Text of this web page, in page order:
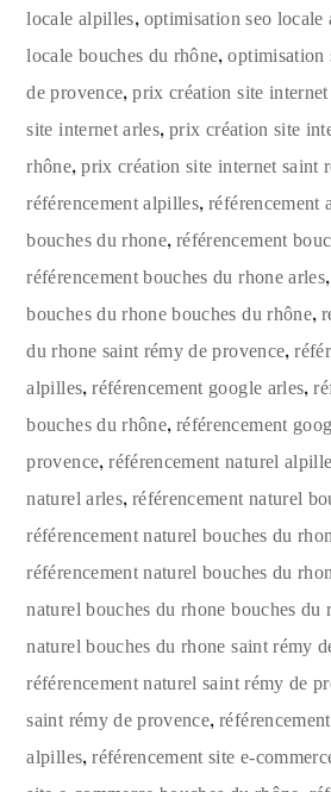
locale alpilles, optimisation seo locale
locale bouches du rhône,optimisation
de provence,prix création site
site internet arles,prix création site
rhône,prix création site internet saint
référencement alpilles,référencement
bouches du rhone,référencement
référencement bouches du rhone arles
bouches du rhone bouches du rhône,
du rhone saint rémy de provence,
alpilles,référencement google arles,
bouches du rhône,référencement
provence,référencement naturel
naturel arles, référencement naturel
référencement naturel bouches du
référencement naturel bouches du
naturel bouches du rhone bouches du
naturel bouches du rhone saint rémy
référencement naturel saint rémy de
saint rémy de provence,
alpilles,référencement site e-